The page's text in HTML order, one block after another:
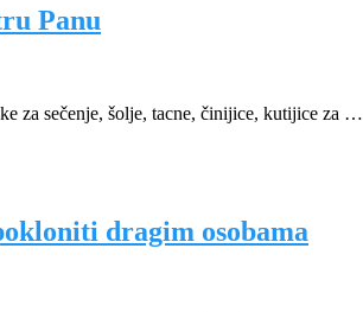
Panu
za sečenje, šolje, tacne, činijice, kutijice za …
dragim osobama